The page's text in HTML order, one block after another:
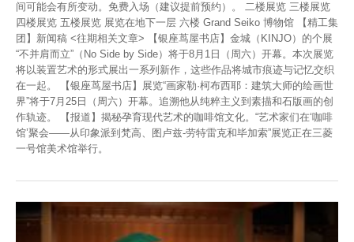
间可能会有所变动。免费入场（建议提前预约）。 二楼展览 三楼展览
四楼展览 五楼展览 展览在地下一层 六楼 Grand Seiko 博物馆 【精工集
团】新闻稿 <往期相关文章> 【银座茑屋书店】金城（KINJO）的个展
“不并肩而立”（No Side by Side）将于8月1日（周六）开幕。本次展览
将以装置艺术的形式展出一系列新作，这些作品将城市痕迹与记忆交织
在一起。 【银座茑屋书店】展览“画家勒·柯布西耶：建筑大师的绘画世
界”将于7月25日（周六）开幕。追溯他从纯粹主义到素描和石版画的创
作轨迹。 【报道】揭秘孕育现代艺术的咖啡馆文化。“艺术家们在‘咖啡
馆’聚会——从印象派到梵高、图卢兹-劳特雷克和毕加索”展览正在三菱
一号馆美术馆举行。